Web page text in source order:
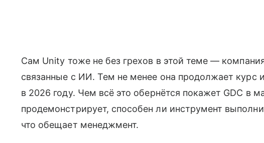
Сам Unity тоже не без грехов в этой теме —
связанные с ИИ. Тем не менее она продолжает курс
в 2026 году. Чем всё это обернётся покажет GDC в
продемонстрирует, способен ли инструмент
что обещает менеджмент.